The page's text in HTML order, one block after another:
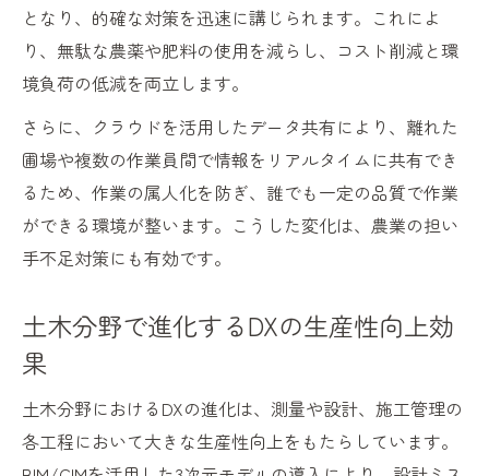
となり、的確な対策を迅速に講じられます。これによ
り、無駄な農薬や肥料の使用を減らし、コスト削減と環
境負荷の低減を両立します。
さらに、クラウドを活用したデータ共有により、離れた
圃場や複数の作業員間で情報をリアルタイムに共有でき
るため、作業の属人化を防ぎ、誰でも一定の品質で作業
ができる環境が整います。こうした変化は、農業の担い
手不足対策にも有効です。
土木分野で進化するDXの生産性向上効
果
土木分野におけるDXの進化は、測量や設計、施工管理の
各工程において大きな生産性向上をもたらしています。